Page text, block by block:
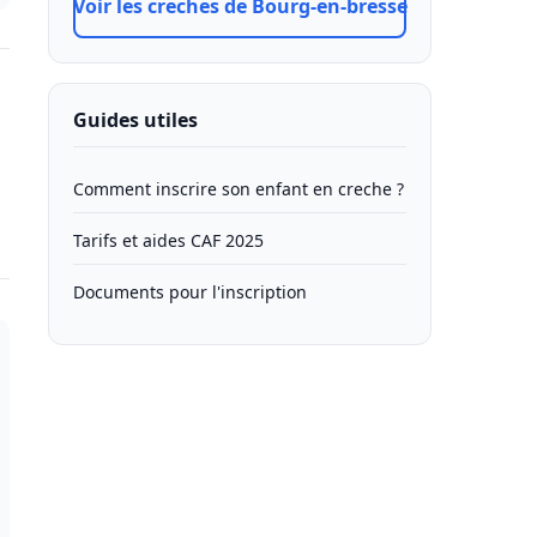
Voir les creches de Bourg-en-bresse
Guides utiles
Comment inscrire son enfant en creche ?
Tarifs et aides CAF 2025
Documents pour l'inscription